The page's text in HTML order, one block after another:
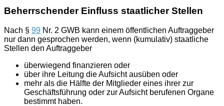
Beherrschender Einfluss staatlicher Stellen
Nach § 99 Nr. 2 GWB kann einem öffentlichen Auftraggeber
nur dann gesprochen werden, wenn (kumulativ) staatliche
Stellen den Auftraggeber
überwiegend finanzieren oder
über ihre Leitung die Aufsicht ausüben oder
mehr als die Hälfte der Mitglieder eines ihrer zur
Geschäftsführung oder zur Aufsicht berufenen Organe
bestimmt haben.